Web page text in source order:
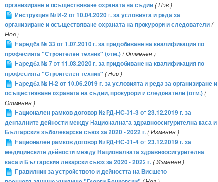
организиране и осъществяване охраната на съдии( Нов )
Инструкция № И-2 от 10.04.2020 г. за условията и реда за
организиране и осъществяване охраната на прокурори и следователи(
Нов )
Наредба № 33 от 1.07.2010 г. за придобиване на квалификация по
професията "Строителен техник" (отм.)( Отменен )
Наредба № 7 от 11.03.2020 г. за придобиване на квалификация по
професията "Строителен техник" ( Нов )
Наредба № Н-2 от 10.06.2019 г. за условията и реда за организиране и
осъществяване охраната на съдии, прокурори и следователи (отм.)(
Отменен )
Национален рамков договор № РД-НС-01-3 от 23.12.2019 г. за
денталните дейности между Националната здравноосигурителна каса и
Българския зъболекарски съюз за 2020 - 2022 г.( Изменен )
Национален рамков договор № РД-НС-01-4 от 23.12.2019 г. за
медицинските дейности между Националната здравноосигурителна
каса и Българския лекарски съюз за 2020 - 2022 г.( Изменен )
Правилник за устройството и дейността на Висшето